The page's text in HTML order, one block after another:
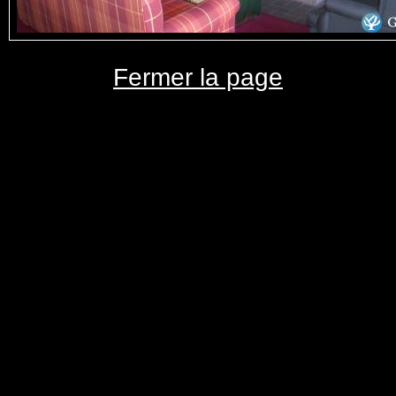
Fermer la page